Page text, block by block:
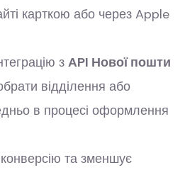
карткою або через Apple
з API Нової пошти
відділення або
в процесі оформлення
та зменшує